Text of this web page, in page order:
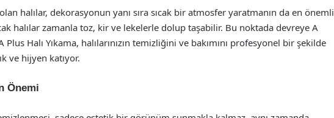
halılar, dekorasyonun yanı sıra sıcak bir atmosfer yaratmanın da en önemli
halılar zamanla toz, kir ve lekelerle dolup taşabilir. Bu noktada devreye A
Plus Halı Yıkama, halılarınızın temizliğini ve bakımını profesyonel bir şekilde
ve hijyen katıyor.
Önemi